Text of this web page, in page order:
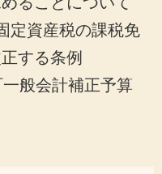
定資産税の課税免
する条例
般会計補正予算